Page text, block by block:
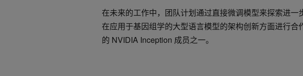
在未来的工作中，团队计划通过直接微调模型来探索进一
在应用于基因组学的大型语言模型的架构创新方面进行合
的 NVIDIA Inception 成员之一。